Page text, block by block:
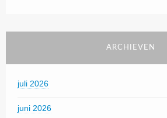
ARCHIEVEN
juli 2026
juni 2026